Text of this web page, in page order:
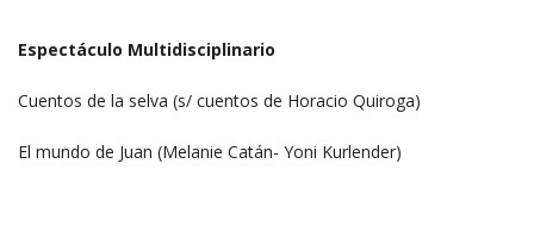
Espectáculo Multidisciplinario
Cuentos de la selva (s/ cuentos de Horacio Quiroga)
El mundo de Juan (Melanie Catán- Yoni Kurlender)